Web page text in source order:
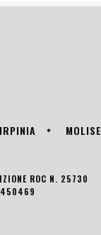
IRPINIA MOLISE
ROC N. 25730